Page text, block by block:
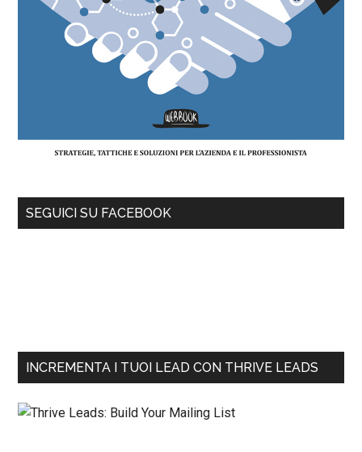
SEGUICI SU FACEBOOK
INCREMENTA I TUOI LEAD CON THRIVE LEADS